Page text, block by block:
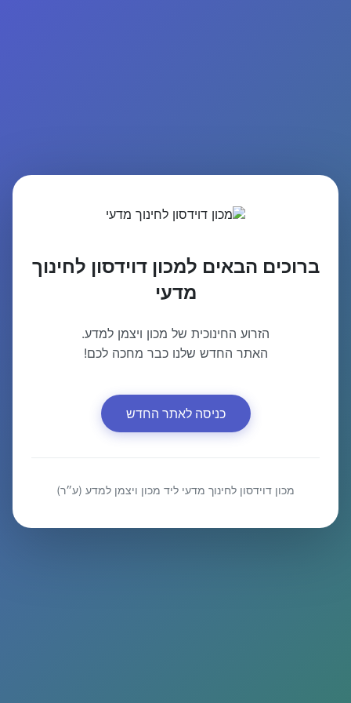
ברוכים הבאים למכון דוידסון לחינוך
מדעי
הזרוע החינוכית של מכון ויצמן למדע.
האתר החדש שלנו כבר מחכה לכם!
כניסה לאתר החדש
מכון דוידסון לחינוך מדעי ליד מכון ויצמן למדע (ע״ר)